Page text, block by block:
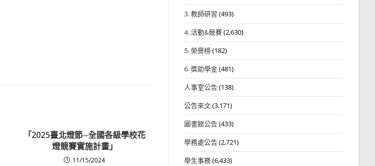
「2025臺北燈節─全國各級學校花
燈競賽實施計畫」
11/15/2024
3. 教師研習 (493)
4. 活動&競賽(2,630)
5. 榮譽榜(182)
6. 獎助學金(481)
人事室公告(138)
公告來文(3,171)
圖書館公告(433)
學務處公告(2,721)
學生事務(6,433)